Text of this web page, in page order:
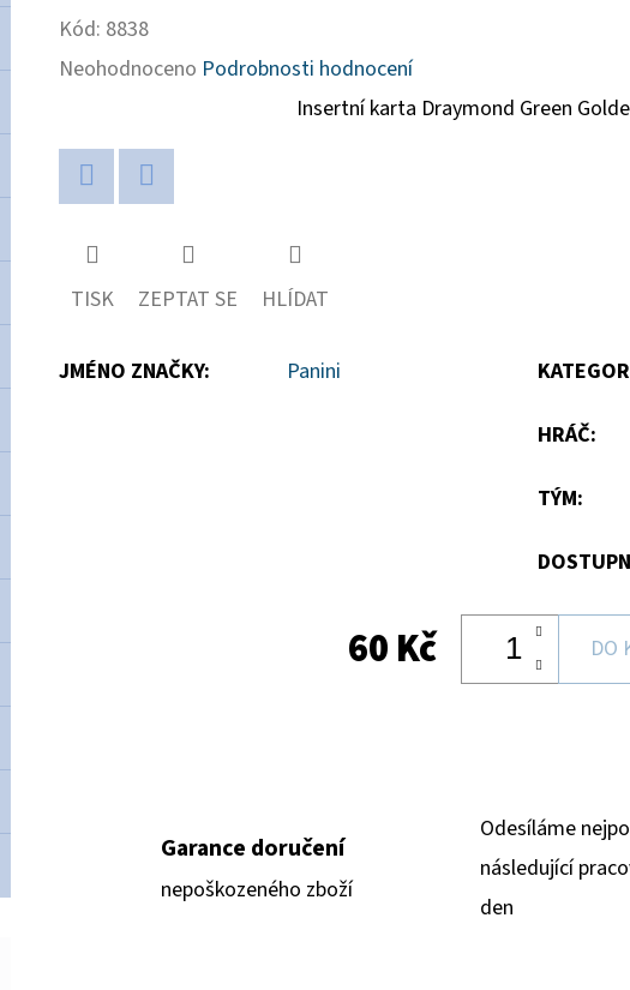
Kód: 8838
Průměrné
produktu
Neohodnoceno Podrobnosti hodnocení
Insertní karta Draymond Green
TISK ZEPTAT SE HLÍDAT
JMÉNO ZNAČKY: Panini
HRÁČ:
TÝM:
60 Kč DO
Garance doručení
nepoškozeného zboží
Odesíláme
následující
den